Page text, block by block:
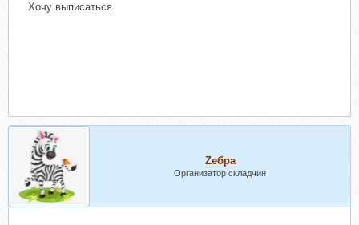
Хочу выписаться
Zебра
Организатор складчин